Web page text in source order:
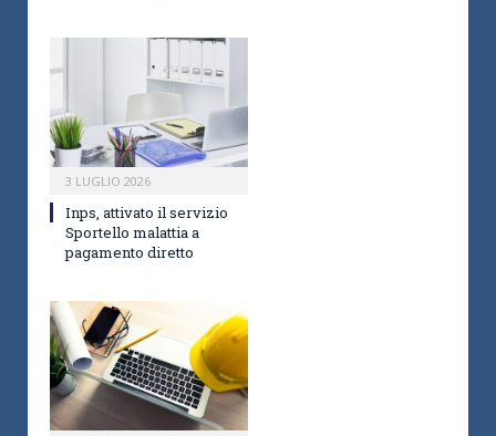
3 LUGLIO 2026
Inps, attivato il servizio
Sportello malattia a
pagamento diretto